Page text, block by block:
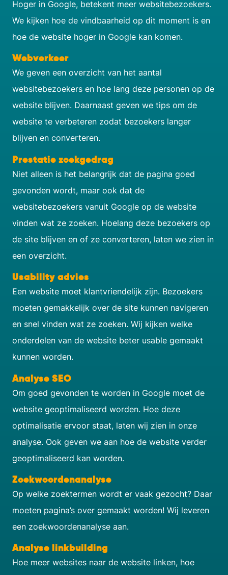
Hoger in Google, betekent meer websitebezoekers.
We kijken hoe de vindbaarheid op dit moment is en
hoe de website hoger in Google kan komen.
Webverkeer
We geven een overzicht van het aantal
websitebezoekers en hoe lang deze personen op de
website blijven. Daarnaast geven we tips om de
website te verbeteren zodat bezoekers langer
blijven en converteren.
Prestatie zoekgedrag
Niet alleen is het belangrijk dat de pagina goed
gevonden wordt, maar ook dat de
websitebezoekers vanuit Google op de website
vinden wat ze zoeken. Hoelang deze bezoekers op
de site blijven en of ze converteren, laten we zien in
een overzicht.
Usability advies
Een website moet klantvriendelijk zijn. Bezoekers
moeten gemakkelijk over de site kunnen navigeren
en snel vinden wat ze zoeken. Wij kijken welke
onderdelen van de website beter usable gemaakt
kunnen worden.
Analyse SEO
Om goed gevonden te worden in Google moet de
website geoptimaliseerd worden. Hoe deze
optimalisatie ervoor staat, laten wij zien in onze
analyse. Ook geven we aan hoe de website verder
geoptimaliseerd kan worden.
Zoekwoordenanalyse
Op welke zoektermen wordt er vaak gezocht? Daar
moeten pagina’s over gemaakt worden! Wij leveren
een zoekwoordenanalyse aan.
Analyse linkbuilding
Hoe meer websites naar de website linken, hoe